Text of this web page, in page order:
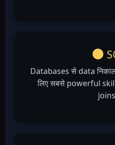
Databases से data
लिए सबसे powerful